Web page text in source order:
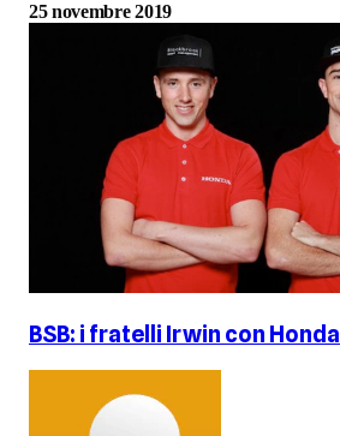
25 novembre 2019
BSB: i fratelli Irwin con Honda